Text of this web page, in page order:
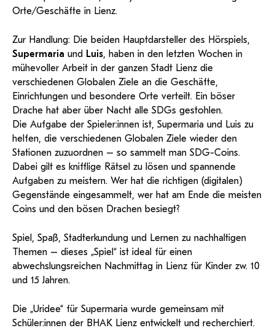
Orte/Geschäfte in Lienz.
Zur Handlung: Die beiden Hauptdarsteller des Hörspiels,
Supermaria und Luis, haben in den letzten Wochen in
mühevoller Arbeit in der ganzen Stadt Lienz die
verschiedenen Globalen Ziele an die Geschäfte,
Einrichtungen und besondere Orte verteilt. Ein böser
Drache hat aber über Nacht alle SDGs gestohlen.
Die Aufgabe der Spieler:innen ist, Supermaria und Luis zu
helfen, die verschiedenen Globalen Ziele wieder den
Stationen zuzuordnen – so sammelt man SDG-Coins.
Dabei gilt es knifflige Rätsel zu lösen und spannende
Aufgaben zu meistern. Wer hat die richtigen (digitalen)
Gegenstände eingesammelt, wer hat am Ende die meisten
Coins und den bösen Drachen besiegt?
Spiel, Spaß, Stadterkundung und Lernen zu nachhaltigen
Themen – dieses „Spiel“ ist ideal für einen
abwechslungsreichen Nachmittag in Lienz für Kinder zw. 10
und 15 Jahren.
Die „Uridee“ für Supermaria wurde gemeinsam mit
Schüler:innen der BHAK Lienz entwickelt und recherchiert.